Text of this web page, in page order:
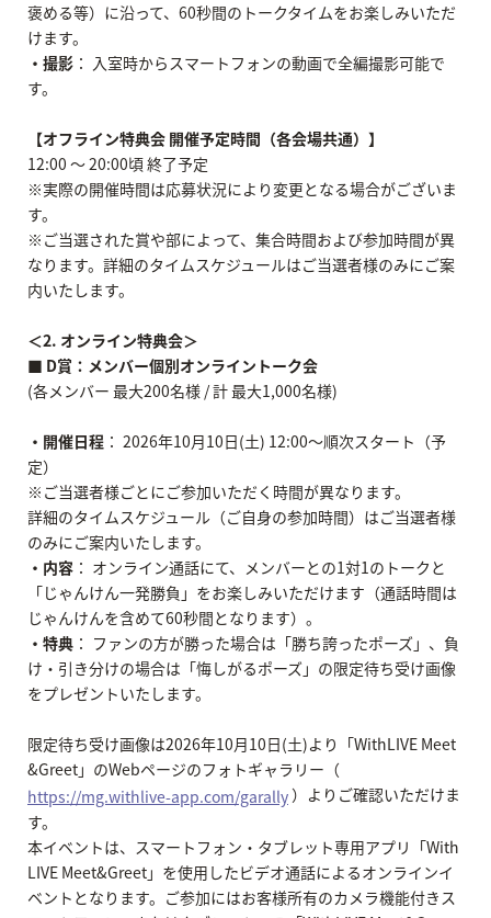
褒める等）に沿って、60秒間のトークタイムをお楽しみいただ
けます。
・撮影 ： 入室時からスマートフォンの動画で全編撮影可能で
す。
【オフライン特典会 開催予定時間（各会場共通）】
12:00 ～ 20:00頃 終了予定
※実際の開催時間は応募状況により変更となる場合がございま
す。
※ご当選された賞や部によって、集合時間および参加時間が異
なります。詳細のタイムスケジュールはご当選者様のみにご案
内いたします。
＜2. オンライン特典会＞
■ D賞：メンバー個別オンライントーク会
(各メンバー 最大200名様 / 計 最大1,000名様)
・開催日程 ： 2026年10月10日(土) 12:00～順次スタート（予
定）
※ご当選者様ごとにご参加いただく時間が異なります。
詳細のタイムスケジュール（ご自身の参加時間）はご当選者様
のみにご案内いたします。
・内容 ： オンライン通話にて、メンバーとの1対1のトークと
「じゃんけん一発勝負」をお楽しみいただけます（通話時間は
じゃんけんを含めて60秒間となります）。
・特典 ： ファンの方が勝った場合は「勝ち誇ったポーズ」、負
け・引き分けの場合は「悔しがるポーズ」の限定待ち受け画像
をプレゼントいたします。
限定待ち受け画像は2026年10月10日(土)より「WithLIVE Meet
&Greet」のWebページのフォトギャラリー（
https://mg.withlive-app.com/garally）よりご確認いただけま
す。
本イベントは、スマートフォン・タブレット専用アプリ「With
LIVE Meet&Greet」を使用したビデオ通話によるオンラインイ
ベントとなります。ご参加にはお客様所有のカメラ機能付きス